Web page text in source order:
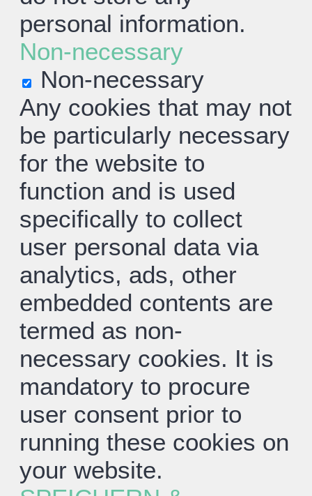
personal information.
Non-necessary
Non-necessary
Any cookies that may not
be particularly necessary
for the website to
function and is used
specifically to collect
user personal data via
analytics, ads, other
embedded contents are
termed as non-
necessary cookies. It is
mandatory to procure
user consent prior to
running these cookies on
your website.